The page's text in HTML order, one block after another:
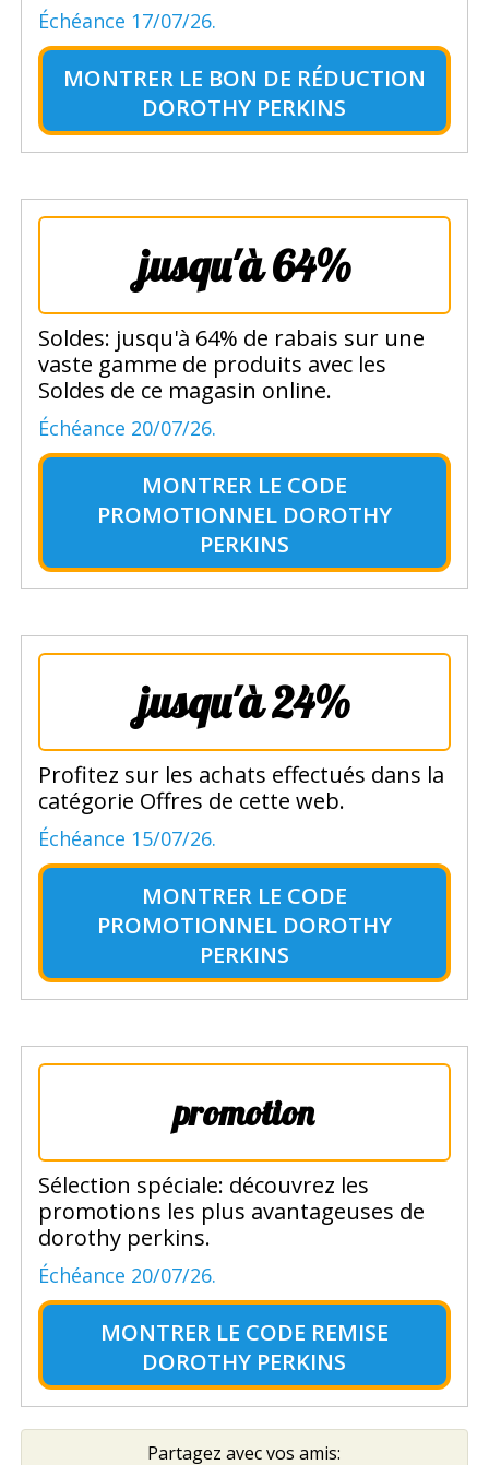
Échéance 17/07/26.
MONTRER LE BON DE RÉDUCTION
DOROTHY PERKINS
jusqu'à 64%
Soldes: jusqu'à 64% de rabais sur une
vaste gamme de produits avec les
Soldes de ce magasin online.
Échéance 20/07/26.
MONTRER LE CODE
PROMOTIONNEL DOROTHY
PERKINS
jusqu'à 24%
Profitez sur les achats effectués dans la
catégorie Offres de cette web.
Échéance 15/07/26.
MONTRER LE CODE
PROMOTIONNEL DOROTHY
PERKINS
promotion
Sélection spéciale: découvrez les
promotions les plus avantageuses de
dorothy perkins.
Échéance 20/07/26.
MONTRER LE CODE REMISE
DOROTHY PERKINS
Partagez avec vos amis: